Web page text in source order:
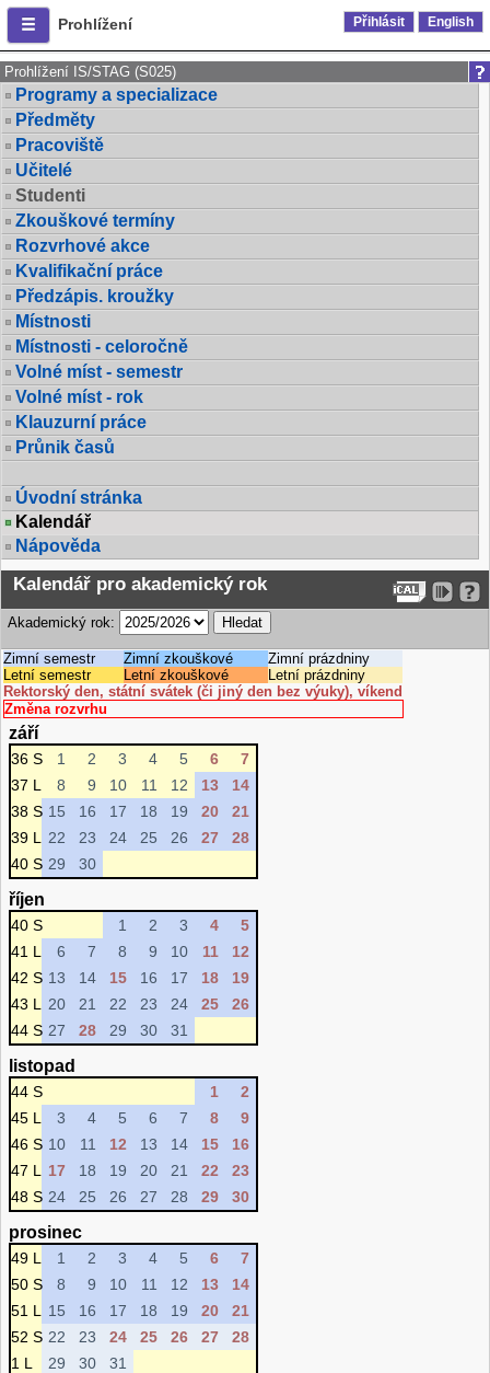
Prohlížení Přihlásit English
Prohlížení IS/STAG (S025)
Programy a specializace
Předměty
Pracoviště
Učitelé
Studenti
Zkouškové termíny
Rozvrhové akce
Kvalifikační práce
Předzápis. kroužky
Místnosti
Místnosti - celoročně
Volné míst - semestr
Volné míst - rok
Klauzurní práce
Průnik časů
Úvodní stránka
Kalendář
Nápověda
Kalendář pro akademický rok
Akademický rok:
Zimní semestr Zimní zkouškové
Zimní prázdniny
Letní semestr
Letní zkouškové
Letní prázdniny
Rektorský den, státní svátek (či jiný den bez výuky), víkend
Změna rozvrhu
září
36 S 1 2 3 4 5 6
7
37 L
8 9 10 11 12 13
14
38 S 15 16 17 18 19 20
21
39 L
22 23 24 25 26 27
28
40 S 29 30
říjen
40 S 1 2 3 4
5
41 L
6 7 8 9 10 11
12
42 S 13 14 15 16 17 18
19
43 L
20 21 22 23 24 25
26
44 S 27 28 29 30 31
listopad
44 S 1
2
45 L
3 4 5 6 7 8
9
46 S 10 11 12 13 14 15
16
47 L
17 18 19 20 21 22
23
48 S 24 25 26 27 28 29 30
prosinec
49 L 1 2 3 4 5 6
7
50 S
8 9 10 11 12 13
14
51 L
15 16 17 18 19 20
21
52 S 22 23 24 25 26 27
28
1 L
29 30 31